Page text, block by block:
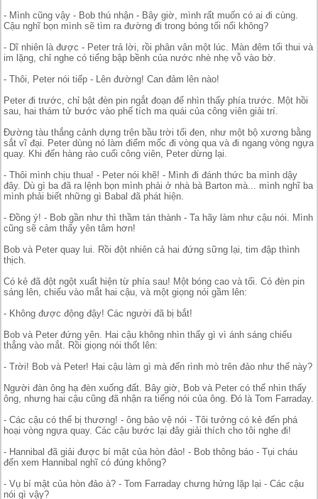
- Mình cũng vậy - Bob thú nhận - Bây giờ, mình rất muốn có ai đi cùng.
Cậu nghĩ bọn mình sẽ tìm ra đường đi trong bóng tối nổi không?
- Dĩ nhiên là được - Peter trả lời, rồi phân vân một lúc. Màn đêm tối thui và
im lặng, chỉ nghe có tiếng bập bềnh của nước nhè nhẹ vỗ vào bờ.
- Thôi, Peter nói tiếp - Lên đường! Can đảm lên nào!
Peter đi trước, chỉ bật đèn pin ngắt đoạn để nhìn thấy phía trước. Một hồi
sau, hai thám tử bước vào phế tích ma quái của công viên giải trí.
Đường tàu thắng cảnh dựng trên bầu trời tối đen, như một bộ xương bằng
sắt vĩ đại. Peter dùng nó làm điểm mốc đi vòng qua và đi ngang vòng ngựa
quay. Khi đến hàng rào cuối công viên, Peter dừng lại.
- Thôi mình chịu thua! - Peter nói khẽ! - Mình đi đánh thức ba mình dậy
đây. Dù gì ba đã ra lệnh bọn mình phải ở nhà bà Barton mà... mình nghĩ ba
mình phải biết những gì Babal đã phát hiện.
- Đồng ý! - Bob gần như thì thầm tán thành - Ta hãy làm như cậu nói. Mình
cũng sẽ cảm thấy yên tâm hơn!
Bob và Peter quay lui. Rồi đột nhiên cả hai đứng sững lại, tim đập thình
thịch.
Có kẻ đã đột ngột xuất hiện từ phía sau! Một bóng cao và tối. Có đèn pin
sáng lên, chiếu vào mắt hai cậu, và một giọng nói gầm lên:
- Không được động đậy! Các người đã bị bắt!
Bob và Peter đứng yên. Hai cậu không nhìn thấy gì vì ánh sáng chiếu
thẳng vào mắt. Rồi giọng nói thốt lên:
- Trời! Bob và Peter! Hai cậu làm gì mà đến rình mò trên đảo như thế này?
Người đàn ông hạ đèn xuống đất. Bây giờ, Bob và Peter có thể nhìn thấy
ông, nhưng hai cậu cũng đã nhận ra tiếng nói của ông. Đó là Tom Farraday.
- Các cậu có thể bị thương! - ông bảo vệ nói - Tôi tưởng có kẻ đến phá
hoại vòng ngựa quay. Các cậu bước lại đây giải thích cho tôi nghe đi!
- Hannibal đã giải được bí mật của hòn đảo! - Bob thông báo - Tụi cháu
đến xem Hannibal nghĩ có đúng không?
- Vụ bí mật của hòn đảo à? - Tom Farraday chưng hửng lặp lại - Các cậu
nói gì vậy?